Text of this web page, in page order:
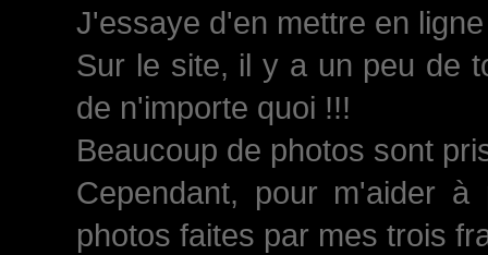
J'essaye d'en mettre en
Sur le site, il y a un peu de
de n'importe quoi !!!
Beaucoup de photos sont
Cependant, pour m'aider
photos faites par mes trois